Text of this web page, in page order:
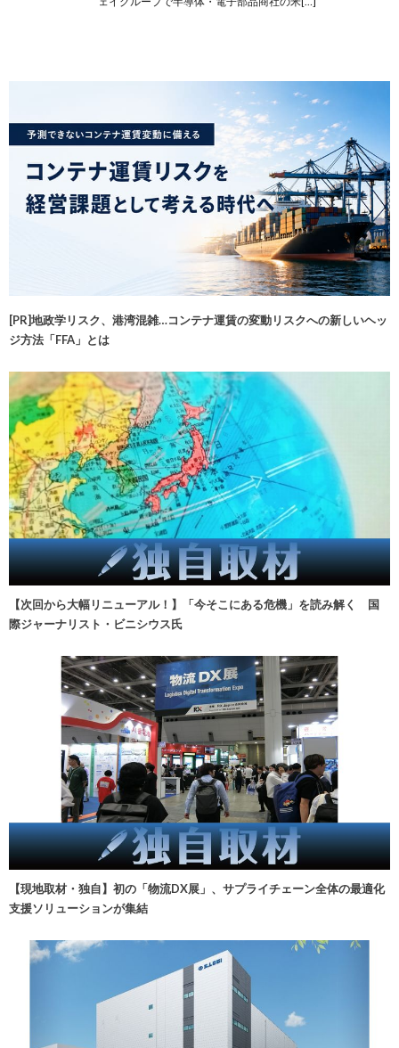
[PR]地政学リスク、港湾混雑…コンテナ運賃の変動リスクへの新しいヘッ
ジ方法「FFA」とは
【次回から大幅リニューアル！】「今そこにある危機」を読み解く 国
際ジャーナリスト・ビニシウス氏
【現地取材・独自】初の「物流DX展」、サプライチェーン全体の最適化
支援ソリューションが集結